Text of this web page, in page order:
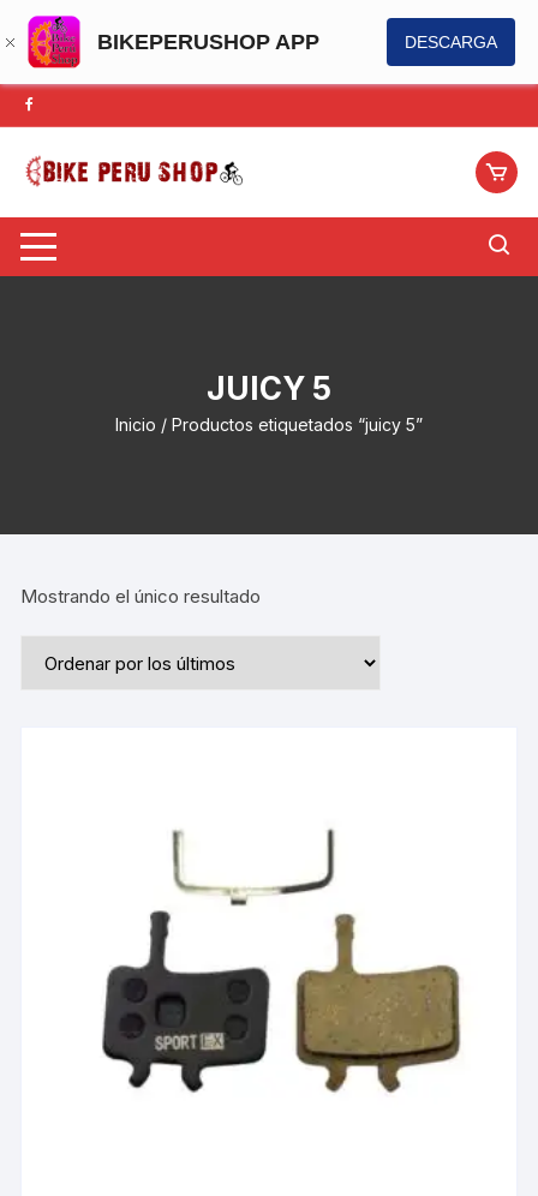
BIKEPERUSHOP APP DESCARGA
Saltar
al
contenido
JUICY 5
Inicio / Productos etiquetados “juicy 5”
Mostrando el único resultado